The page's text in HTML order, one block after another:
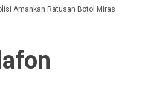
Amankan Ratusan Botol Miras